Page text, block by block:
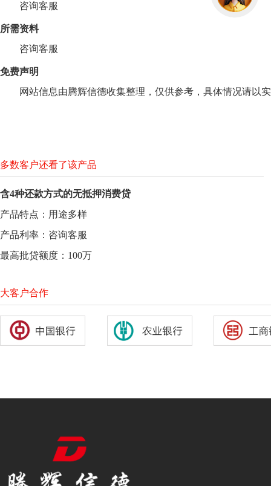
咨询客服
所需资料
咨询客服
免费声明
网站信息由腾辉信德收集整理，仅供参考，具体情况请以
多数客户还看了该产品
含4种还款方式的无抵押消费贷
产品特点：用途多样
产品利率：咨询客服
最高批贷额度：100万
大客户合作